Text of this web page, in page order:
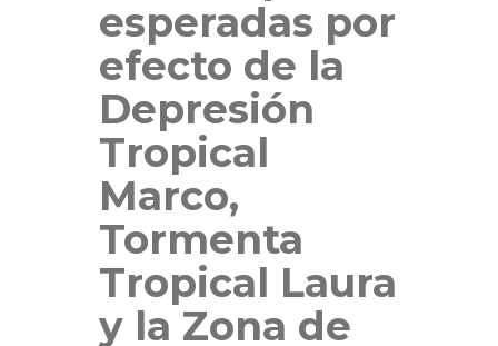
esperadas por
efecto de la
Depresión
Tropical
Marco,
Tormenta
Tropical Laura
y la Zona de